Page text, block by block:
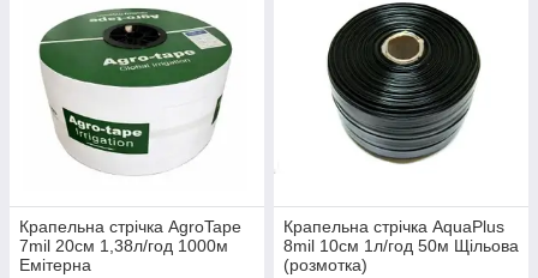
Крапельна стрічка AgroTape
7mil 20см 1,38л/год 1000м
Емітерна
Крапельна стрічка AquaPlus
8mil 10см 1л/год 50м Щільова
(розмотка)